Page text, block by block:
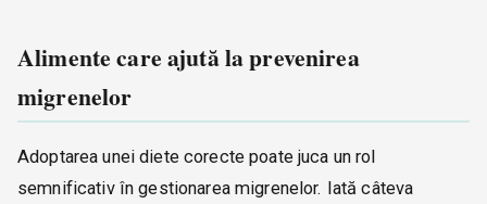
Alimente care ajută la prevenirea
migrenelor
Adoptarea unei diete corecte poate juca un rol
semnificativ în gestionarea migrenelor. Iată câteva